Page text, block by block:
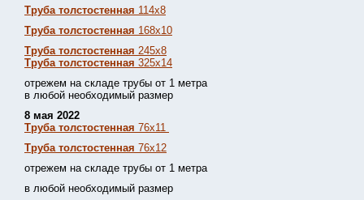
Труба толстостенная 114х8
Труба толстостенная 168х10
Труба толстостенная 245х8
Труба толстостенная 325х14
отрежем на складе трубы от 1 метра
в любой необходимый размер
8 мая 2022
Труба толстостенная 76х11
Труба толстостенная 76х12
отрежем на складе трубы от 1 метра
в любой необходимый размер